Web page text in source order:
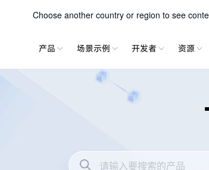
Choose another country or region to see
TextIn xParse专
一
产品 场景示例 开发者 资源